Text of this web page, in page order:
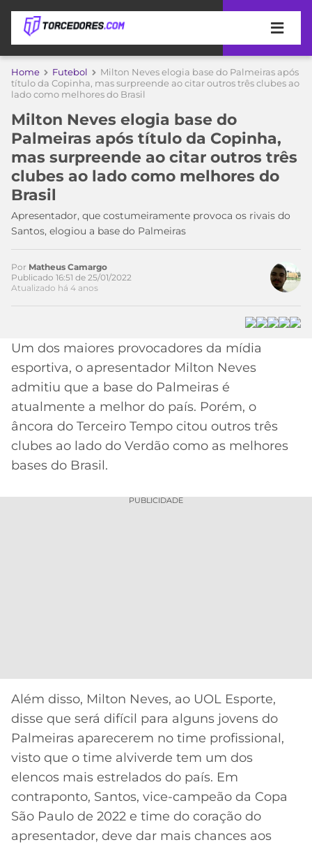
APOSTAS
DICAS
DE
APOSTA
MELHORES
SITES
DE
APOSTAS
2026
CÓDIGO
PROMOCIONAL
DE
INDICAÇÃO
BET365
CÓDIGO
BETANO
MELHORES
ÚLTIMAS
COPA
DO
MUNDO
TIMES
SÃO
PAULO
SANTOS
FLAMENGO
FLUMINENSE
ATLÉTICO
CRUZEIRO
BRASILEIRÃO
LIBERTADORES
COPA
DO
BRASIL
PREMIER
LEAGUE
MÍDIA
DA
BOLA
PALPITES
Home Futebol
Milton Neves elogia base do Palmeiras após
título da Copinha, mas surpreende ao citar outros três clubes ao
lado como melhores do Brasil
Milton Neves elogia base do
Palmeiras após título da Copinha,
mas surpreende ao citar outros três
clubes ao lado como melhores do
Brasil
Apresentador, que costumeiramente provoca os rivais do
Santos, elogiou a base do Palmeiras
Acesse o perfil do autor
no Twitter
Por Matheus Camargo
Publicado 16:51 de 25/01/2022
Atualizado há 4 anos
Um dos maiores provocadores da mídia
esportiva, o apresentador Milton Neves
admitiu que a base do Palmeiras é
atualmente a melhor do país. Porém, o
âncora do Terceiro Tempo citou outros três
clubes ao lado do Verdão como as melhores
bases do Brasil.
PUBLICIDADE
Além disso, Milton Neves, ao UOL Esporte,
disse que será difícil para alguns jovens do
Palmeiras aparecerem no time profissional,
visto que o time alviverde tem um dos
elencos mais estrelados do país. Em
contraponto, Santos, vice-campeão da Copa
São Paulo de 2022 e time do coração do
apresentador, deve dar mais chances aos